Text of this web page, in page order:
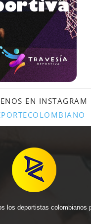
EN INSTAGRAM
los deportistas colombianos